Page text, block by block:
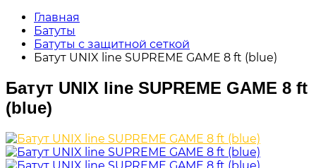
Главная
Батуты
Батуты с защитной сеткой
Батут UNIX line SUPREME GAME 8 ft (blue)
Батут UNIX line SUPREME GAME 8 ft
(blue)